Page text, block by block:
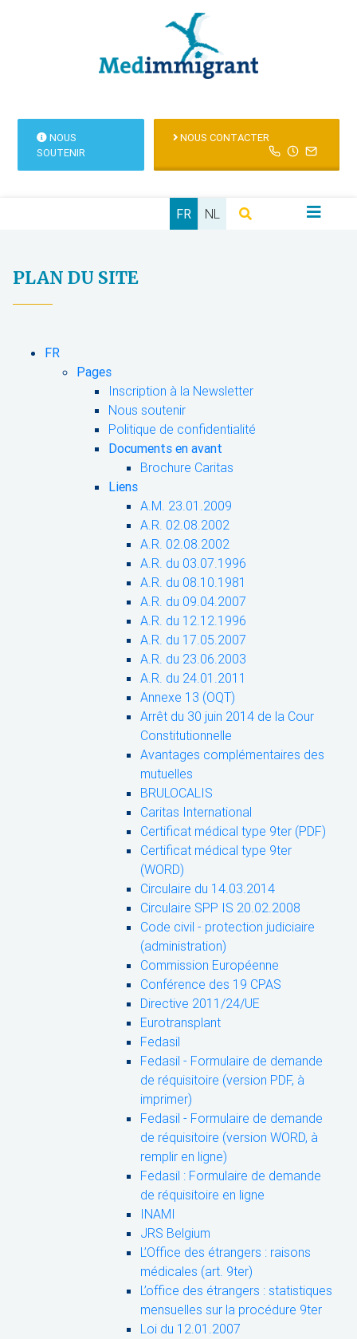
NOUS
SOUTENIR
NOUS CONTACTER
FR NL
PLAN DU SITE
FR
Pages
Inscription à la Newsletter
Nous soutenir
Politique de confidentialité
Documents en avant
Brochure Caritas
Liens
A.M. 23.01.2009
A.R. 02.08.2002
A.R. 02.08.2002
A.R. du 03.07.1996
A.R. du 08.10.1981
A.R. du 09.04.2007
A.R. du 12.12.1996
A.R. du 17.05.2007
A.R. du 23.06.2003
A.R. du 24.01.2011
Annexe 13 (OQT)
Arrêt du 30 juin 2014 de la Cour
Constitutionnelle
Avantages complémentaires des
mutuelles
BRULOCALIS
Caritas International
Certificat médical type 9ter (PDF)
Certificat médical type 9ter
(WORD)
Circulaire du 14.03.2014
Circulaire SPP IS 20.02.2008
Code civil - protection judiciaire
(administration)
Commission Européenne
Conférence des 19 CPAS
Directive 2011/24/UE
Eurotransplant
Fedasil
Fedasil - Formulaire de demande
de réquisitoire (version PDF, à
imprimer)
Fedasil - Formulaire de demande
de réquisitoire (version WORD, à
remplir en ligne)
Fedasil : Formulaire de demande
de réquisitoire en ligne
INAMI
JRS Belgium
L’Office des étrangers : raisons
médicales (art. 9ter)
L’office des étrangers : statistiques
mensuelles sur la procédure 9ter
Loi du 12.01.2007